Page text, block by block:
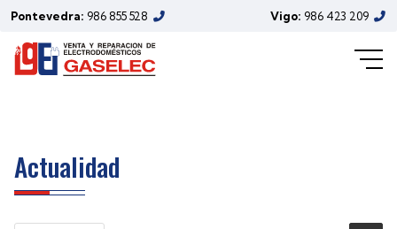
Pontevedra: 986 855 528 Vigo: 986 423 209
Calderas
Actualidad